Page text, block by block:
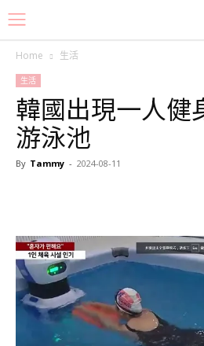
Home 生活
生活
韓國出現一人健
游泳池
By Tammy - 2024-08-11